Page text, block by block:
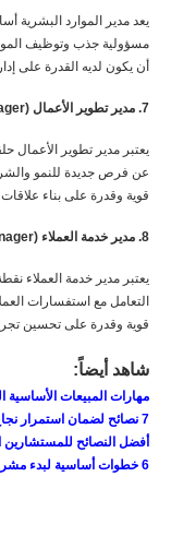
يعد مدير الموارد البشرية
مسؤولية جذب وتوظيف
أن يكون لديه القدرة على
7. مدير تطوير الأعمال (Business Development Manager)
يعتبر مدير تطوير الأعمال
عن فرص جديدة للنمو
قوية وقدرة على بناء
8. مدير خدمة العملاء (Customer Service Manager)
يعتبر مدير خدمة العملاء
التعامل مع استفسارات
قوية وقدرة على تحسين
شاهد أيضاً:
مهارات المبيعات الأساسية الـ 10 التي يحتاجها كل مندوب
7 نصائح لضمان استمرار نجاح المشروع
أفضل النصائح للمستشارين
6 خطوات أساسية لبدء مشروع تكنولوجيا معلومات